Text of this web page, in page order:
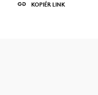
KOPIÉR LINK